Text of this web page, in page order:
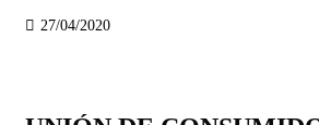
27/04/2020